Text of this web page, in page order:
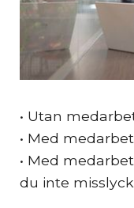
• Utan
• Med
• Med
du inte